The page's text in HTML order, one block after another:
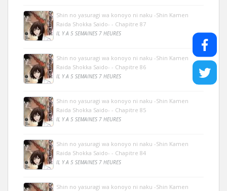
Shin no yasuragi wa konoyo ni naku -Shin Kamen
Raida Shokka Saido- - Chapitre 87
IL Y A 5 SEMAINES 7 HEURES
Shin no yasuragi wa konoyo ni naku -Shin Kamen
Raida Shokka Saido- - Chapitre 86
IL Y A 5 SEMAINES 7 HEURES
Shin no yasuragi wa konoyo ni naku -Shin Kamen
Raida Shokka Saido- - Chapitre 85
IL Y A 5 SEMAINES 7 HEURES
Shin no yasuragi wa konoyo ni naku -Shin Kamen
Raida Shokka Saido- - Chapitre 84
IL Y A 5 SEMAINES 7 HEURES
Shin no yasuragi wa konoyo ni naku -Shin Kamen